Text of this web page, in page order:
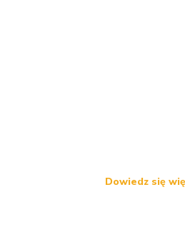
Dowiedz się